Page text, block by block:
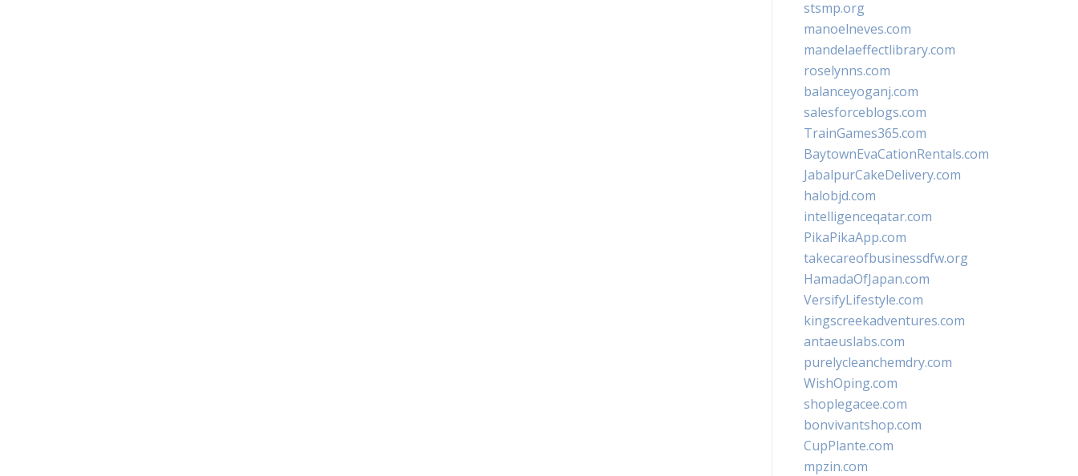
stsmp.org
manoelneves.com
mandelaeffectlibrary.com
roselynns.com
balanceyoganj.com
salesforceblogs.com
TrainGames365.com
BaytownEvaCationRentals.com
JabalpurCakeDelivery.com
halobjd.com
intelligenceqatar.com
PikaPikaApp.com
takecareofbusinessdfw.org
HamadaOfJapan.com
VersifyLifestyle.com
kingscreekadventures.com
antaeuslabs.com
purelycleanchemdry.com
WishOping.com
shoplegacee.com
bonvivantshop.com
CupPlante.com
mpzin.com